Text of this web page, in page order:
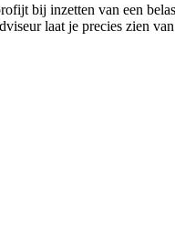
bij inzetten van een
laat je precies zien